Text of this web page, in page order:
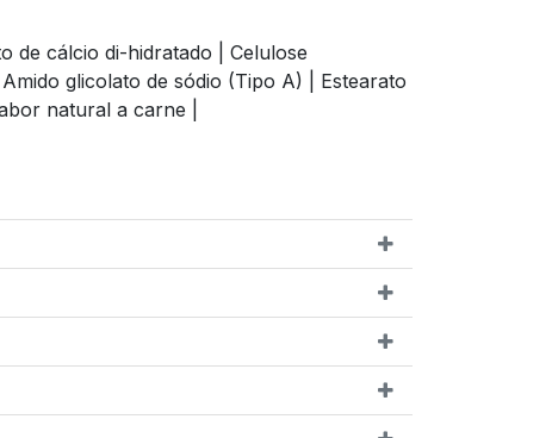
de cálcio di-hidratado | Celulose
Amido glicolato de sódio (Tipo A) | Estearato
natural a carne |